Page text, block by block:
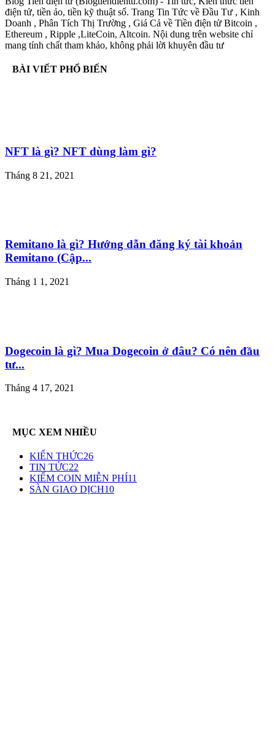
điện tử, tiền ảo, tiền kỹ thuật số. Trang Tin Tức về Đầu Tư , Kinh
Doanh , Phân Tích Thị Trường , Giá Cả về Tiền điện tử Bitcoin ,
Ethereum , Ripple ,LiteCoin, Altcoin. Nội dung trên website chỉ
mang tính chất tham khảo, không phải lời khuyên đầu tư
BÀI VIẾT PHỔ BIẾN
NFT là gì? NFT dùng làm gì?
Tháng 8 21, 2021
Remitano là gì? Hướng dẫn đăng ký tài khoản
Remitano (Cập...
Tháng 1 1, 2021
Dogecoin là gì? Mua Dogecoin ở đâu? Có nên đầu
tư...
Tháng 4 17, 2021
MỤC XEM NHIỀU
KIẾN THỨC26
TIN TỨC22
KIẾM COIN MIỄN PHÍ11
SÀN GIAO DỊCH10